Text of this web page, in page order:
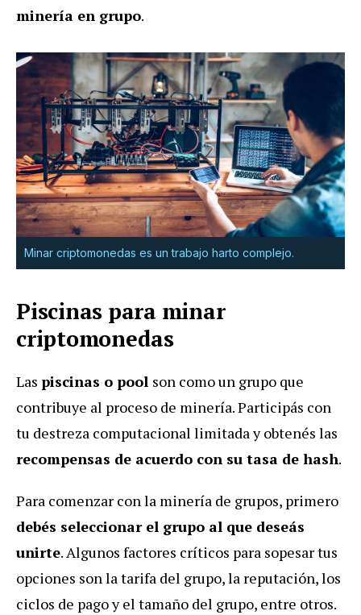
minería en grupo.
Minar criptomonedas es un trabajo harto complejo.
Piscinas para minar
criptomonedas
Las piscinas o pool son como un grupo que
contribuye al proceso de minería. Participás con
tu destreza computacional limitada y obtenés las
recompensas de acuerdo con su tasa de hash.
Para comenzar con la minería de grupos, primero
debés seleccionar el grupo al que deseás
unirte. Algunos factores críticos para sopesar tus
opciones son la tarifa del grupo, la reputación, los
ciclos de pago y el tamaño del grupo, entre otros.